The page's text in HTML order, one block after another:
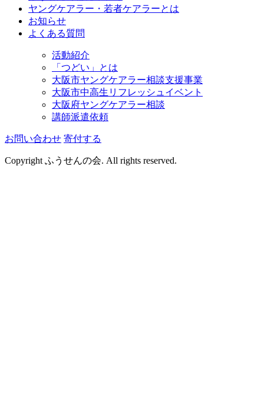
ヤングケアラー・若者ケアラーとは
お知らせ
よくある質問
活動紹介
「つどい」とは
大阪市ヤングケアラー相談支援事業
大阪市中高生リフレッシュイベント
大阪府ヤングケアラー相談
講師派遣依頼
お問い合わせ 寄付する
Copyright ふうせんの会. All rights reserved.